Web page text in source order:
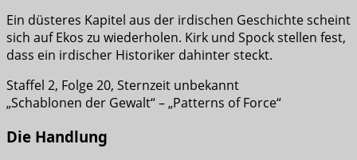
Ein düsteres Kapitel aus der irdischen Geschichte scheint
sich auf Ekos zu wiederholen. Kirk und Spock stellen fest,
dass ein irdischer Historiker dahinter steckt.
Staffel 2, Folge 20, Sternzeit unbekannt
„Schablonen der Gewalt“ – „Patterns of Force“
Die Handlung